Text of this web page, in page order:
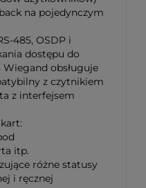
na pojedynczym
485, OSDP i
dostępu do
obsługuje
z czytnikiem
z interfejsem
itp.
różne statusy
i ręcznej